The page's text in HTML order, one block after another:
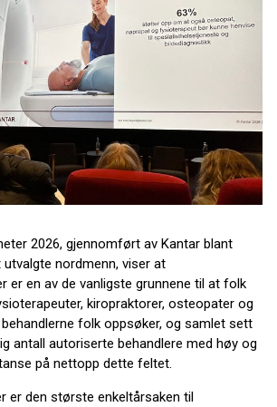
2026, gjennomført av Kantar blant
nordmenn, viser at
er en av de vanligste grunnene til at folk
kiropraktorer, osteopater og
folk oppsøker, og samlet sett
antall autoriserte behandlere med høy og
på nettopp dette feltet.
er den største enkeltårsaken til